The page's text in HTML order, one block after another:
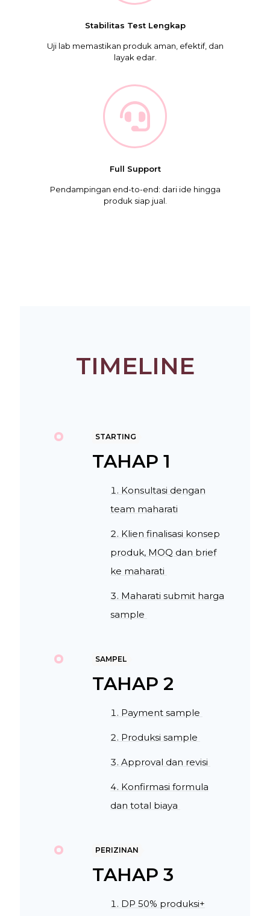
Stabilitas Test Lengkap
Uji lab memastikan produk aman, efektif, dan
layak edar.
Full Support
Pendampingan end-to-end: dari ide hingga
produk siap jual.
TIMELINE
STARTING
TAHAP 1
Konsultasi dengan
team maharati
Klien finalisasi konsep
produk, MOQ dan brief
ke maharati
Maharati submit harga
sample
SAMPEL
TAHAP 2
Payment sample
Produksi sample
Approval dan revisi
Konfirmasi formula
dan total biaya
PERIZINAN
TAHAP 3
DP 50% produksi+